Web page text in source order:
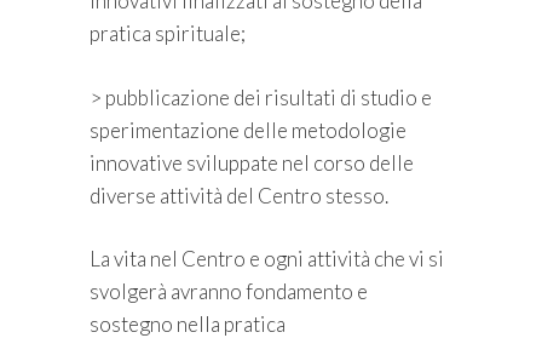
pratica spirituale;
> pubblicazione dei risultati di studio e
sperimentazione delle metodologie
innovative sviluppate nel corso delle
diverse attività del Centro stesso.
La vita nel Centro e ogni attività che vi si
svolgerà avranno fondamento e
sostegno nella pratica